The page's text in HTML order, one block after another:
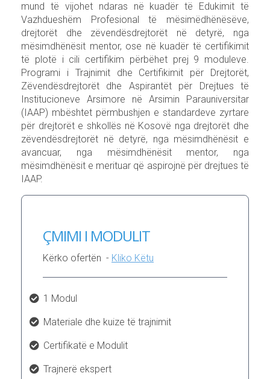
mund të vijohet ndaras në kuadër të Edukimit të
Vazhdueshëm Profesional të mësimëdhënësëve,
drejtorët dhe zëvendësdrejtorët në detyrë, nga
mësimdhënësit mentor, ose në kuadër të certifikimit
të plotë i cili certifikim përbëhet prej 9 moduleve.
Programi i Trajnimit dhe Certifikimit për Drejtorët,
Zëvendësdrejtorët dhe Aspirantët për Drejtues të
Institucioneve Arsimore në Arsimin Parauniversitar
(IAAP) mbështet përmbushjen e standardeve zyrtare
për drejtorët e shkollës në Kosovë nga drejtorët dhe
zëvendësdrejtorët në detyrë, nga mësimdhënësit e
avancuar, nga mësimdhënësit mentor, nga
mësimdhënësit e merituar që aspirojnë për drejtues të
IAAP.
ÇMIMI I MODULIT
Kërko ofertën - Kliko Këtu
1 Modul
Materiale dhe kuize të trajnimit
Certifikatë e Modulit
Trajnerë ekspert